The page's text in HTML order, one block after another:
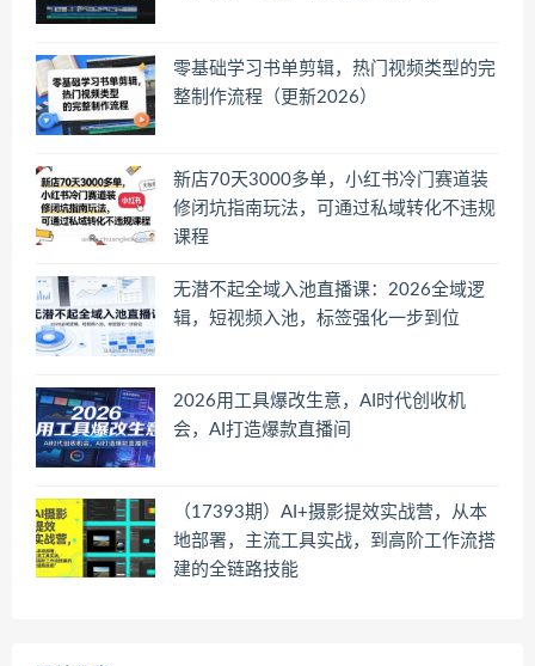
零基础学习书单剪辑，热门视频类型的完
整制作流程（更新2026）
新店70天3000多单，小红书冷门赛道装
修闭坑指南玩法，可通过私域转化不违规
课程
无潜不起全域入池直播课：2026全域逻
辑，短视频入池，标签强化一步到位
2026用工具爆改生意，AI时代创收机
会，AI打造爆款直播间
（17393期）AI+摄影提效实战营，从本
地部署，主流工具实战，到高阶工作流搭
建的全链路技能